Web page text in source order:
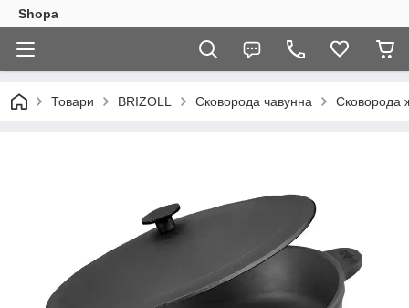
Shopa
Товари BRIZOLL Сковорода чавунна Сковорода